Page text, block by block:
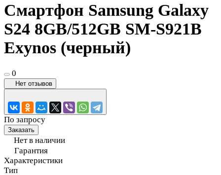
Смартфон Samsung Galaxy
S24 8GB/512GB SM-S921B
Exynos (черный)
0
Нет отзывов
По запросу
Заказать
Нет в наличии
Гарантия
Характеристики
Тип